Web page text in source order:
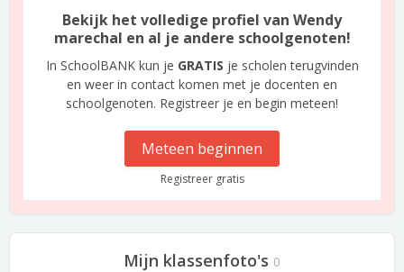
Bekijk het volledige profiel van Wendy
marechal en al je andere schoolgenoten!
In SchoolBANK kun je GRATIS je scholen terugvinden
en weer in contact komen met je docenten en
schoolgenoten. Registreer je en begin meteen!
Meteen beginnen
Registreer gratis
Mijn klassenfoto's 0